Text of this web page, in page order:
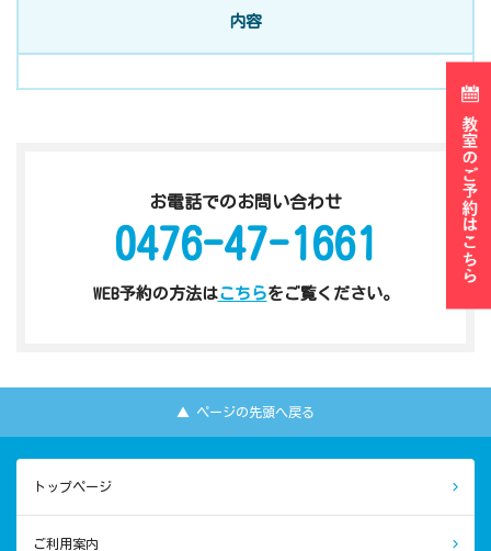
内容
お電話でのお問い合わせ
0476-47-1661
WEB予約の方法はこちらをご覧ください。
▲ ページの先頭へ戻る
トップページ
ご利用案内